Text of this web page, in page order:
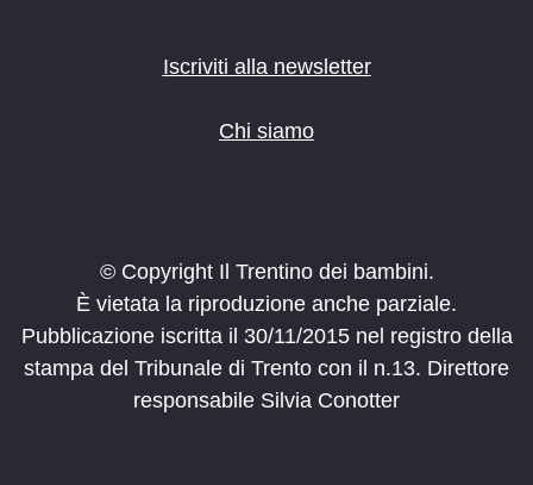
Iscriviti alla newsletter
Chi siamo
© Copyright Il Trentino dei bambini.
È vietata la riproduzione anche parziale.
Pubblicazione iscritta il 30/11/2015 nel registro della
stampa del Tribunale di Trento con il n.13. Direttore
responsabile Silvia Conotter